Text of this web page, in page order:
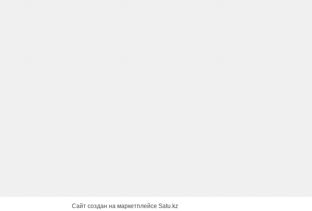
Сайт создан на маркетплейсе Satu.kz